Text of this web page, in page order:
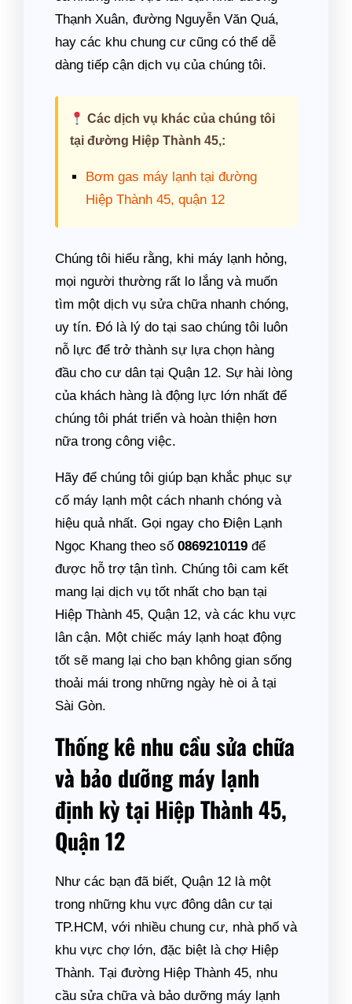
Thạnh Xuân, đường Nguyễn Văn Quá,
hay các khu chung cư cũng có thể dễ
dàng tiếp cận dịch vụ của chúng tôi.
Các dịch vụ khác của chúng tôi
tại đường Hiệp Thành 45,:
Bơm gas máy lạnh tại đường
Hiệp Thành 45, quận 12
Chúng tôi hiểu rằng, khi máy lạnh hỏng,
mọi người thường rất lo lắng và muốn
tìm một dịch vụ sửa chữa nhanh chóng,
uy tín. Đó là lý do tại sao chúng tôi luôn
nỗ lực để trở thành sự lựa chọn hàng
đầu cho cư dân tại Quận 12. Sự hài lòng
của khách hàng là động lực lớn nhất để
chúng tôi phát triển và hoàn thiện hơn
nữa trong công việc.
Hãy để chúng tôi giúp bạn khắc phục sự
cố máy lạnh một cách nhanh chóng và
hiệu quả nhất. Gọi ngay cho Điện Lạnh
Ngọc Khang theo số 0869210119 để
được hỗ trợ tận tình. Chúng tôi cam kết
mang lại dịch vụ tốt nhất cho bạn tại
Hiệp Thành 45, Quận 12, và các khu vực
lân cận. Một chiếc máy lạnh hoạt động
tốt sẽ mang lại cho bạn không gian sống
thoải mái trong những ngày hè oi ả tại
Sài Gòn.
Thống kê nhu cầu sửa chữa
và bảo dưỡng máy lạnh
định kỳ tại Hiệp Thành 45,
Quận 12
Như các bạn đã biết, Quận 12 là một
trong những khu vực đông dân cư tại
TP.HCM, với nhiều chung cư, nhà phố và
khu vực chợ lớn, đặc biệt là chợ Hiệp
Thành. Tại đường Hiệp Thành 45, nhu
cầu sửa chữa và bảo dưỡng máy lạnh